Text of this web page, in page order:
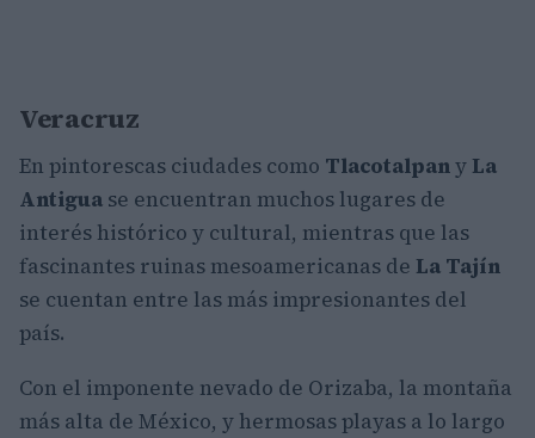
Veracruz
En pintorescas ciudades como Tlacotalpany La
Antigua se encuentran muchos lugares de
interés histórico y cultural, mientras que las
fascinantes ruinas mesoamericanas de La Tajín
se cuentan entre las más impresionantes del
país.
Con el imponente nevado de Orizaba, la montaña
más alta de México, y hermosas playas a lo largo